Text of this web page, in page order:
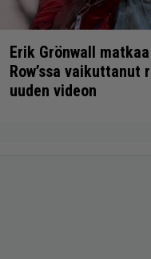
Erik Grönwall
Row’ssa
uuden videon